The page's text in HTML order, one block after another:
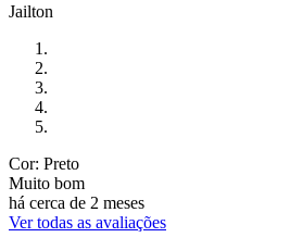
Jailton
Cor: Preto
Muito bom
há cerca de 2 meses
Ver todas as avaliações